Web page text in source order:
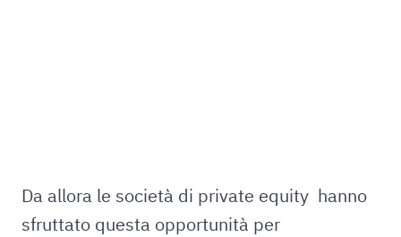
Da allora le società di private equity hanno
sfruttato questa opportunità per